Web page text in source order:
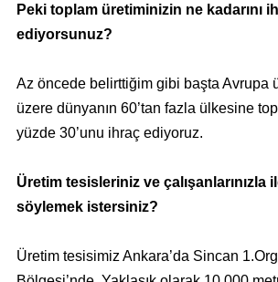
Peki toplam üretiminizin ne kadarını
ediyorsunuz?
Az öncede belirttiğim gibi başta Avrupa
üzere dünyanın 60’tan fazla ülkesine
yüzde 30’unu ihraç ediyoruz.
Üretim tesisleriniz ve çalışanlarınızla
söylemek istersiniz?
Üretim tesisimiz Ankara’da Sincan